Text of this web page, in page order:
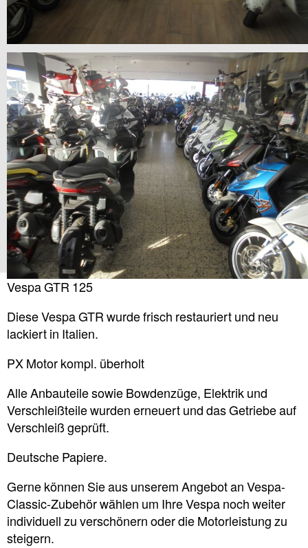
Vespa GTR 125
Diese Vespa GTR wurde frisch restauriert und neu
lackiert in Italien.
PX Motor kompl. überholt
Alle Anbauteile sowie Bowdenzüge, Elektrik und
Verschleißteile wurden erneuert und das Getriebe auf
Verschleiß geprüft.
Deutsche Papiere.
Gerne können Sie aus unserem Angebot an Vespa-
Classic-Zubehör wählen um Ihre Vespa noch weiter
individuell zu verschönern oder die Motorleistung zu
steigern.